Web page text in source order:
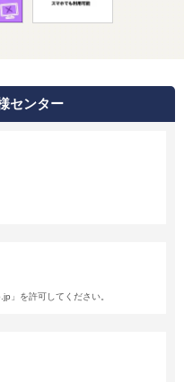
センター
」を許可してください。